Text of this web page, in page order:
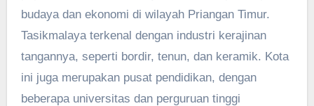
budaya dan ekonomi di wilayah Priangan Timur.
Tasikmalaya terkenal dengan industri kerajinan
tangannya, seperti bordir, tenun, dan keramik. Kota
ini juga merupakan pusat pendidikan, dengan
beberapa universitas dan perguruan tinggi